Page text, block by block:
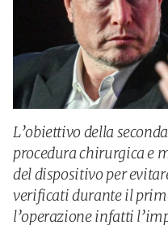
L’obiettivo della
procedura chirurgica e
del dispositivo per
verificati durante il
l’operazione infatti